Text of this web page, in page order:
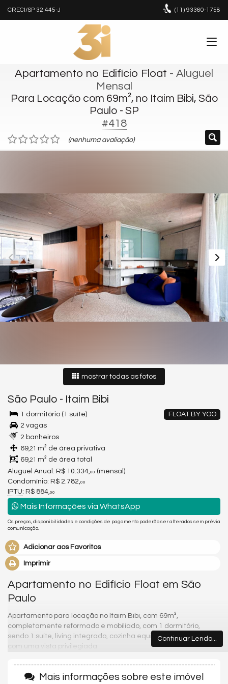
CRECI/SP 32.445-J (11) 93360-1758
Apartamento no Edifício Float - Aluguel
Mensal
Para Locação com 69m², no Itaim Bibi, São
Paulo - SP
#418
(nenhuma avaliação)
mostrar todas as fotos
São Paulo - Itaim Bibi
FLOAT BY YOO
1 dormitório (1 suíte)
2 vagas
2 banheiros
69,21 m² de área privativa
69,21 m² de área total
Aluguel Anual: R$ 10.334,00 (mensal)
Condomínio: R$ 2.782,00
IPTU: R$ 884,00
Mais Informações via WhatsApp
Os preços, disponibilidades e condições de pagamento poderão ser alterados sem prévia
comunicação.
Adicionar aos Favoritos
Imprimir
Apartamento no Edifício Float em São
Paulo
Apartamento para locação no Itaim Bibi, com 69m²,
completamente reformado e mobiliado, com 1 dormitório,
sendo 1 suíte, living integrado, cozinha equipada e varanda
com uma vista privilegiada.
Venha para um dos melhores condomínios da região e desfrute
com sua família e amigos toda qualidade de vida que você
Continuar Lendo...
Mais informações sobre este imóvel